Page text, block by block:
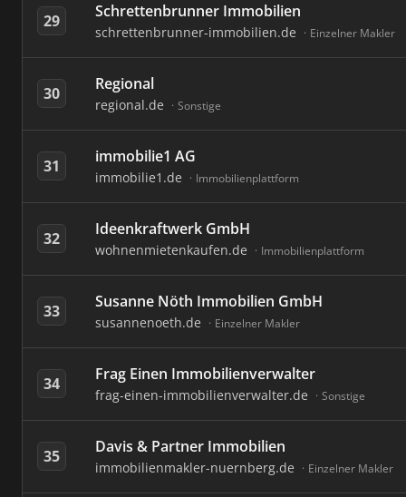
29 Schrettenbrunner Immobilien
schrettenbrunner-immobilien.de Einzelner Makler
30 Regional
regional.de Sonstige
31 immobilie1 AG
immobilie1.de Immobilienplattform
32 Ideenkraftwerk GmbH
wohnenmietenkaufen.de Immobilienplattform
33 Susanne Nöth Immobilien GmbH
susannenoeth.de Einzelner Makler
34 Frag Einen Immobilienverwalter
frag-einen-immobilienverwalter.de Sonstige
35 Davis & Partner Immobilien
immobilienmakler-nuernberg.de Einzelner Makler